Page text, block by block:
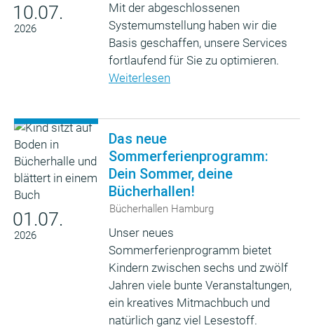
10.07.
2026
Mit der abgeschlossenen
Systemumstellung haben wir die
Basis geschaffen, unsere Services
fortlaufend für Sie zu optimieren.
Weiterlesen
01.07.
2026
Das neue
Sommerferienprogramm:
Dein Sommer, deine
Bücherhallen!
Bücherhallen Hamburg
Unser neues
Sommerferienprogramm bietet
Kindern zwischen sechs und zwölf
Jahren viele bunte Veranstaltungen,
ein kreatives Mitmachbuch und
natürlich ganz viel Lesestoff.